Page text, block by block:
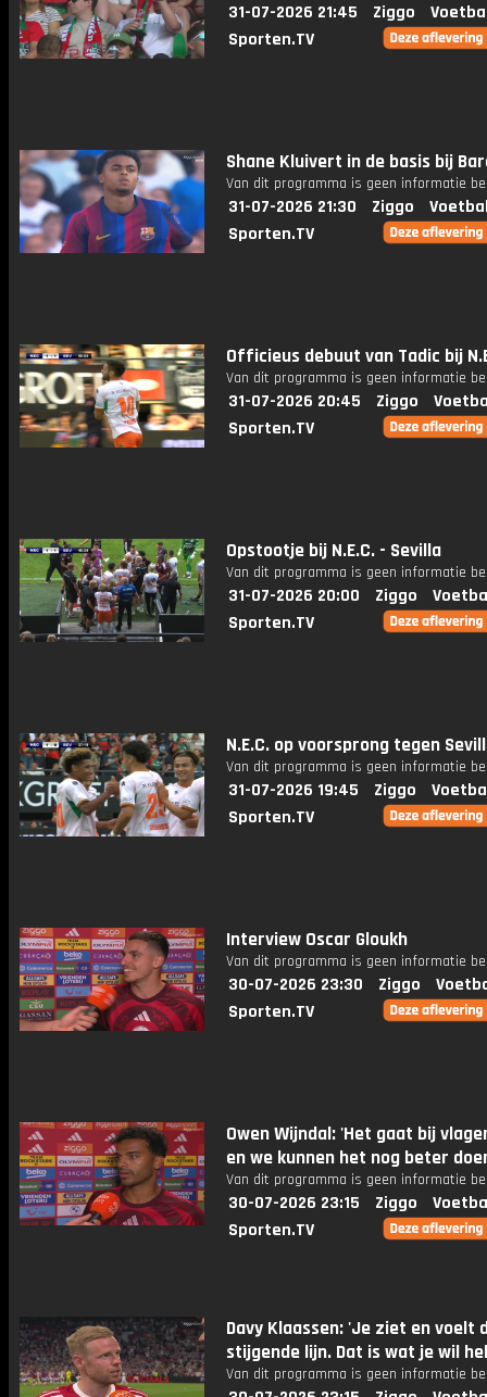
31-07-2026 21:45 Ziggo
Sporten.TV
Shane Kluivert in de basis bij
Van dit programma is geen informatie
31-07-2026 21:30 Ziggo
Sporten.TV
Officieus debuut van Tadic bij
Van dit programma is geen informatie
31-07-2026 20:45 Ziggo
Sporten.TV
Opstootje bij N.E.C. - Sevilla
Van dit programma is geen informatie
31-07-2026 20:00 Ziggo
Sporten.TV
N.E.C. op voorsprong tegen
Van dit programma is geen informatie
31-07-2026 19:45 Ziggo
Sporten.TV
Interview Oscar Gloukh
Van dit programma is geen informatie
30-07-2026 23:30 Ziggo
Sporten.TV
Owen Wijndal: 'Het gaat bij
en we kunnen het nog beter
Van dit programma is geen informatie
30-07-2026 23:15 Ziggo
Sporten.TV
Davy Klaassen: 'Je ziet en voelt
stijgende lijn. Dat is wat je wil
Van dit programma is geen informatie